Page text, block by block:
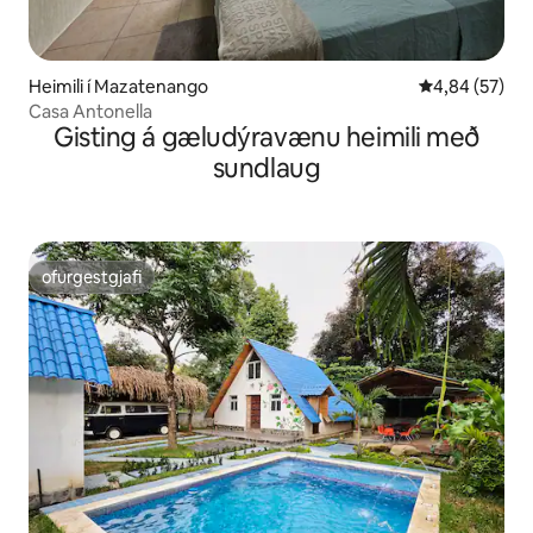
Heimili í Mazatenango 4,84 af 5 í
4,84 (57)
Casa Antonella
Gisting á gæludýravænu heimili með
sundlaug
ofurgestgjafi
ofurgestgjafi